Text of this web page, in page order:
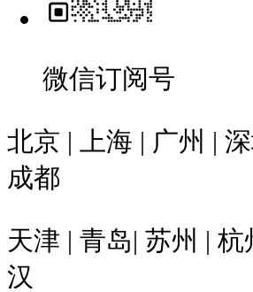
微信订阅号
北京 | 上海 | 广州 |
成都
天津 | 青岛| 苏州 | 杭
汉